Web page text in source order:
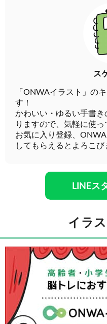
ス
「ONWAイラスト」の
す！
かわいい・ゆるい手書
りますので、気軽に使っ
お気に入り登録、
してもらえるとよろこび
LINEス
イラ